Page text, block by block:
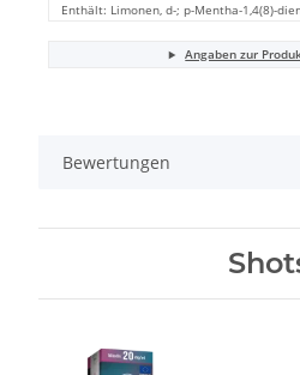
Enthält: Limonen, d-; p-Mentha-1,4(8)-
Angaben zur
Bewertungen